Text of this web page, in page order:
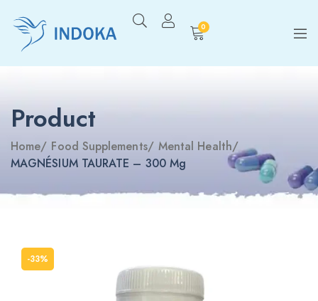
0
Product
Home/ Food Supplements/ Mental Health/
MAGNÉSIUM TAURATE – 300 Mg
-33%